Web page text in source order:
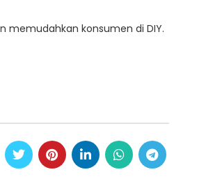
memudahkan konsumen di DIY.